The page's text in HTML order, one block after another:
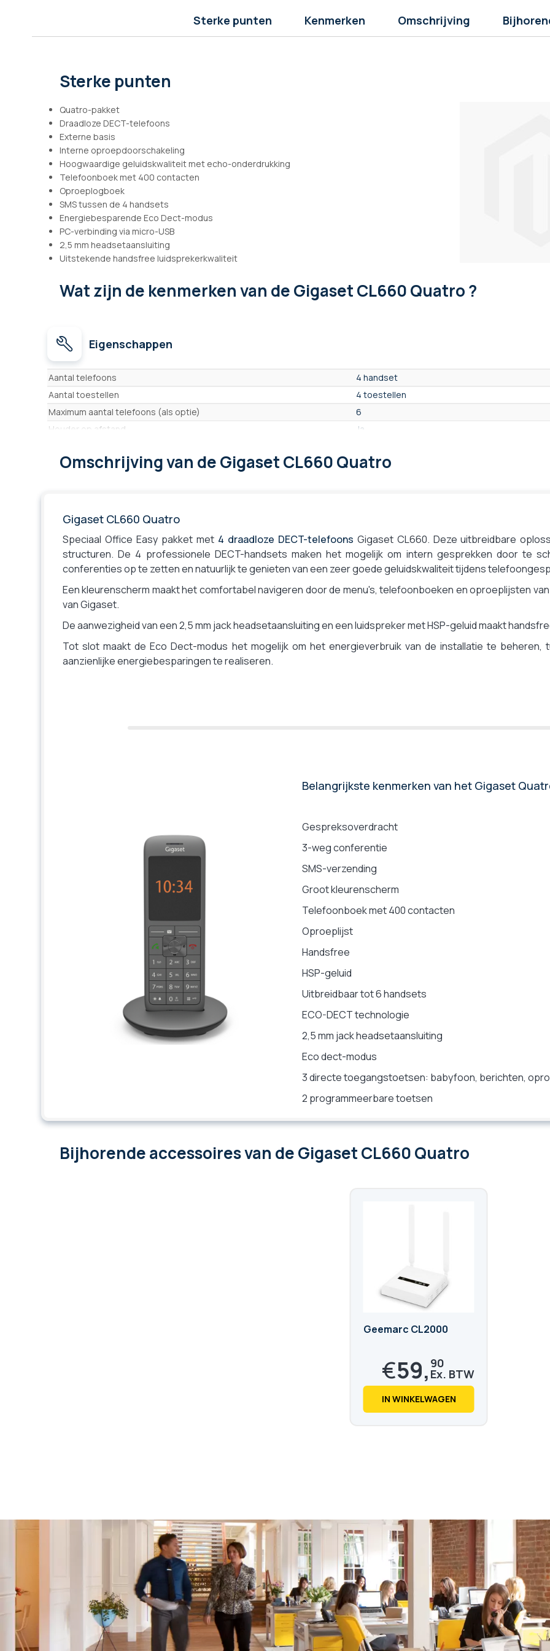
Sterke punten Kenmerken Omschrijving
Sterke punten
Quatro-pakket
Draadloze DECT-telefoons
Externe basis
Interne oproepdoorschakeling
Hoogwaardige geluidskwaliteit met echo-onderdrukking
Telefoonboek met 400 contacten
Oproeplogboek
SMS tussen de 4 handsets
Energiebesparende Eco Dect-modus
PC-verbinding via micro-USB
2,5 mm headsetaansluiting
Uitstekende handsfree luidsprekerkwaliteit
Wat zijn de kenmerkenvan de Gigaset CL660 Quatro ?
Eigenschappen
Eigenschappen
Aantal telefoons
4 handset
Aantal toestellen
4 toestellen
Maximum aantal telefoons (als optie)
6
Houder op afstand
Ja
Map
400 contacts
Handsfree
Toezicht op ruimtes
Conferentie met 3 personen (1 extern en 2 intern)
Ja
Oproepenlijst
Terugbellen-lijst (BIS)
Beltonen
20 beltonen
300 uur
Analoge lijn (FT, ADSL-box)
2 x AAA NiMh 400 mAh
157 x 52 x 21 mm (H x L x P)
117 mm x 115 mm x 47 mm (H x L x P)
ECO-DECT
Verenigbaar Microsoft Teams SIP gateway
Omschrijvingvan de Gigaset CL660 Quatro
Gigaset CL660 Quatro
Speciaal Office Easy pakket met4 draadloze DECT-telefoons Gigaset CL660. Deze uitbreidbare
structuren. De 4 professionele DECT-handsets maken het mogelijk om intern gesprekken door te
conferenties op te zetten en natuurlijk te genieten van een zeer goede geluidskwaliteit tijdens
Een kleurenscherm maakt het comfortabel navigeren door de menu's, telefoonboeken en oproeplijsten
van Gigaset.
De aanwezigheid van een 2,5 mm jack headsetaansluiting en een luidspreker met HSP-geluid maakt
Tot slot maakt de Eco Dect-modus het mogelijk om het energieverbruik van de installatie te beheren,
aanzienlijke energiebesparingen te realiseren.
Belangrijkste kenmerken van het Gigaset
Gespreksoverdracht
3-weg conferentie
SMS-verzending
Groot kleurenscherm
Telefoonboek met 400 contacten
Oproeplijst
Handsfree
HSP-geluid
Uitbreidbaar tot 6 handsets
ECO-DECT technologie
2,5 mm jack headsetaansluiting
Eco dect-modus
3 directe toegangstoetsen: babyfoon, berichten,
2 programmeerbare toetsen
Bijhorende accessoiresvan de Gigaset CL660 Quatro
Geemarc CL2000
€59, 90
€72,
IN WINKELWAGEN